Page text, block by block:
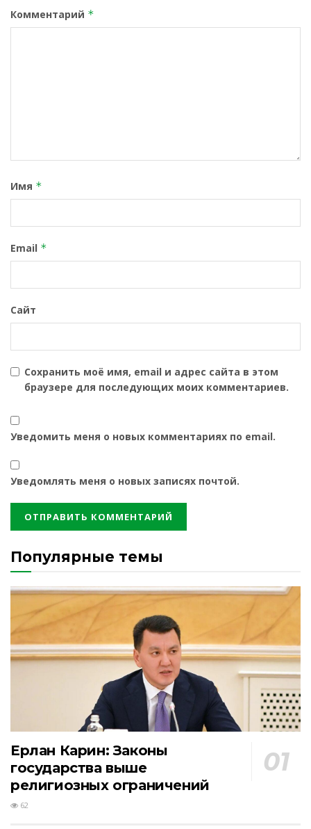
Комментарий *
Имя *
Email *
Сайт
Сохранить моё имя, email и адрес сайта в этом
браузере для последующих моих комментариев.
Уведомить меня о новых комментариях по email.
Уведомлять меня о новых записях почтой.
Популярные темы
Ерлан Карин: Законы
государства выше
религиозных ограничений
62